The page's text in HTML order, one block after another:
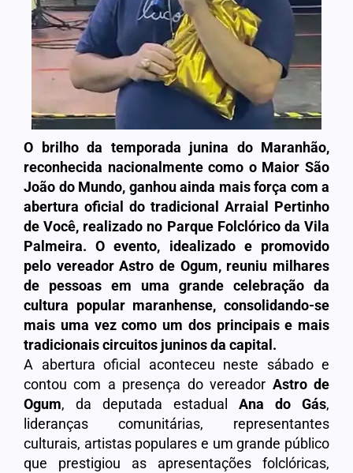
O brilho da temporada junina do Maranhão,
reconhecida nacionalmente como o Maior São
João do Mundo, ganhou ainda mais força com a
abertura oficial do tradicional Arraial Pertinho
de Você, realizado no Parque Folclórico da Vila
Palmeira. O evento, idealizado e promovido
pelo vereador Astro de Ogum, reuniu milhares
de pessoas em uma grande celebração da
cultura popular maranhense, consolidando-se
mais uma vez como um dos principais e mais
tradicionais circuitos juninos da capital.
A abertura oficial aconteceu neste sábado e
contou com a presença do vereador Astro de
Ogum, da deputada estadual Ana do Gás,
lideranças comunitárias, representantes
culturais, artistas populares e um grande público
que prestigiou as apresentações folclóricas,